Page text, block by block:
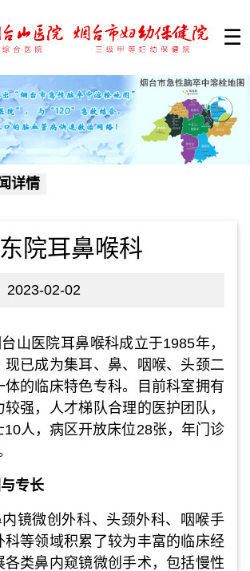
☰
详情
东院耳鼻喉科
2023-02-02
山医院耳鼻喉科成立于1985年，
现已成为集耳、鼻、咽喉、头颈二
体的临床特色专科。目前科室拥有
强，人才梯队合理的医护团队，
10人，病区开放床位28张，年门诊
专长
镜微创外科、头颈外科、咽喉手
科等领域积累了较为丰富的临床经
各类鼻内窥镜微创手术，包括慢性